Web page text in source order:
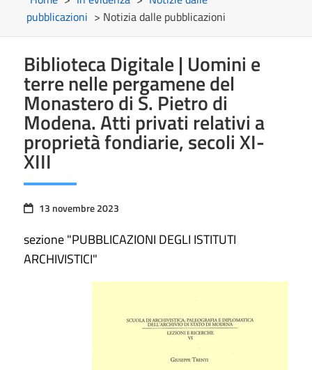
pubblicazioni > Notizia dalle pubblicazioni
Biblioteca Digitale | Uomini e
terre nelle pergamene del
Monastero di S. Pietro di
Modena. Atti privati relativi a
proprietà fondiarie, secoli XI-
XIII
13 novembre 2023
sezione "PUBBLICAZIONI DEGLI ISTITUTI
ARCHIVISTICI"